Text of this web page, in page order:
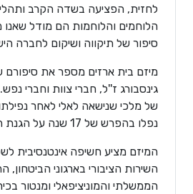
לחזית, הפציעה בשדה הקרב
הלוחמים והלוחמות הם מודל שאנו
סיפור של תיקווה ושיקום לחברה
מיזם בית ארזים מספר את סיפורם
גינסבורג ז''ל, חברי צוות וחברי
של מלכי שנישאה לאלי לאחר
נפלו בהפרש של 17 שנה על הגנת הארץ הטובה הזו.
המיזם מציע חשיפה אינטנסיבית
השירות הציבורי בארגוני הביטחון,
הממשלתי והמוניציפאלי ומנטור